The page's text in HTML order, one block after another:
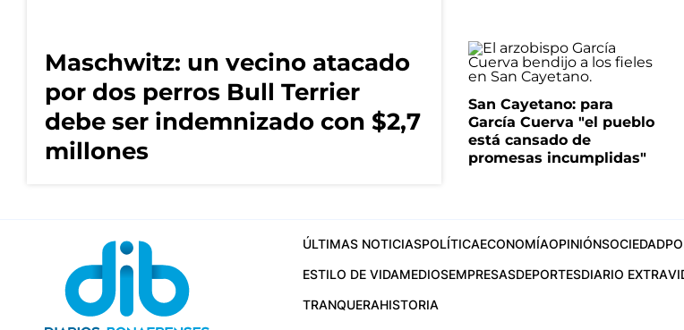
Maschwitz: un vecino atacado
por dos perros Bull Terrier
debe ser indemnizado con $2,7
millones
San Cayetano: para
García Cuerva "el pueblo
está cansado de
promesas incumplidas"
ÚLTIMAS NOTICIASPOLÍTICAECONOMÍAOPINIÓNSOCIEDAD
ESTILO DE VIDAMEDIOSEMPRESASDEPORTESDIARIO EXTRA
TRANQUERAHISTORIA